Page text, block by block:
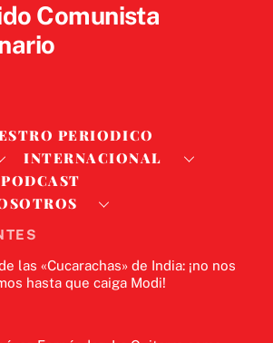
Comunista
PERIODICO
INTERNACIONAL
PODCAST
las «Cucarachas» de India: ¡no nos
hasta que caiga Modi!